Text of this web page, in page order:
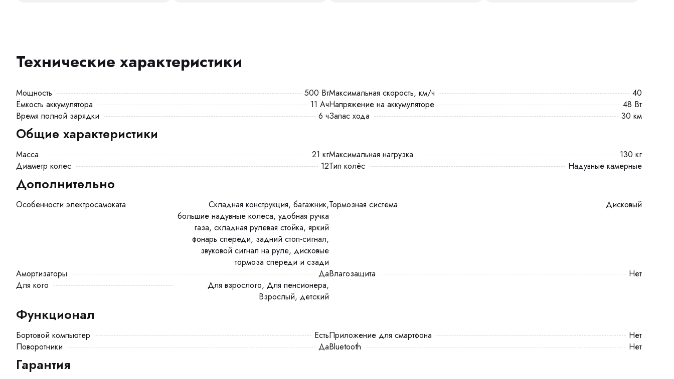
Технические характеристики
Мощность 500 ВтМаксимальная скорость, км/ч
40
Ёмкость аккумулятора
11 АчНапряжение на аккумуляторе
48 Вт
Время полной зарядки
6 чЗапас хода 30 км
Общие характеристики
Масса 21 кгМаксимальная нагрузка
130 кг
Диаметр колес
12Тип колёс Надувные камерные
Дополнительно
Особенности электросамоката
Складная конструкция, багажник,
большие надувные колеса, удобная ручка
газа, складная рулевая стойка, яркий
фонарь спереди, задний стоп-сигнал,
звуковой сигнал на руле, дисковые
тормоза спереди и сзади
Тормозная система Дисковый
Амортизаторы ДаВлагозащита
Нет
Для кого
Для взрослого, Для пенсионера,
Взрослый, детский
Функционал
Бортовой компьютер естьПриложение для смартфона
Нет
Поворотники
ДаBluetooth Нет
Гарантия